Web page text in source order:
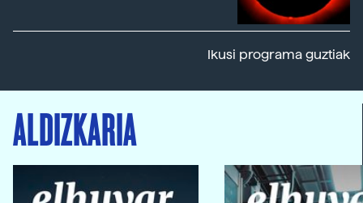
Ikusi programa guztiak
ALDIZKARIA